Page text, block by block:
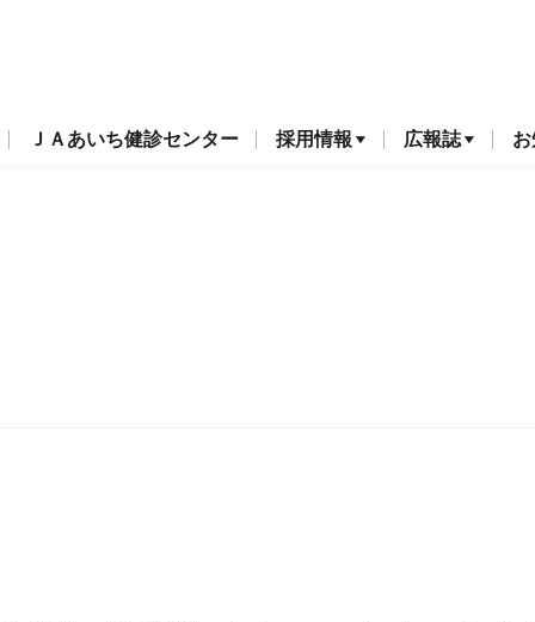
ＪＡあいち健診センター 採用情報 広報誌